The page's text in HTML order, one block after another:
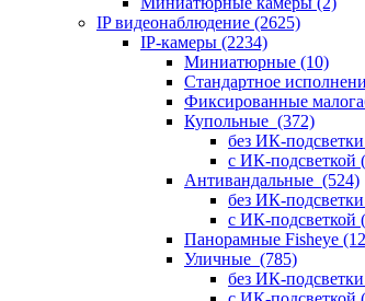
IP видеонаблюдение (2625)
IP-камеры (2234)
Миниатюрные (10)
Стандартное
Фиксированные
Купольные (372)
без ИК-подсветки
с ИК-подсветкой
Антивандальные (524)
без ИК-подсветки
с ИК-подсветкой
Панорамные Fisheye
Уличные (785)
без ИК-подсветки